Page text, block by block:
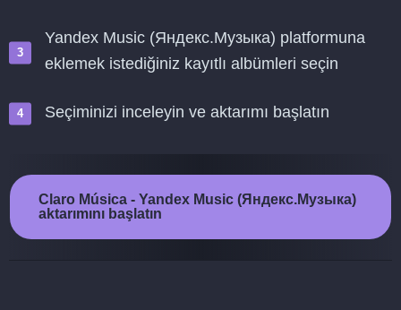
Yandex Music (Яндекс.Музыка) platformuna
eklemek istediğiniz kayıtlı albümleri seçin
Seçiminizi inceleyin ve aktarımı başlatın
Claro Música - Yandex Music (Яндекс.Музыка)
aktarımını başlatın